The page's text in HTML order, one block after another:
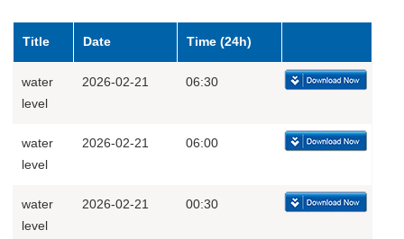
Title Date Time (24h)
water
level
2026-02-21 06:30
water
level
2026-02-21 06:00
water
level
2026-02-21 00:30